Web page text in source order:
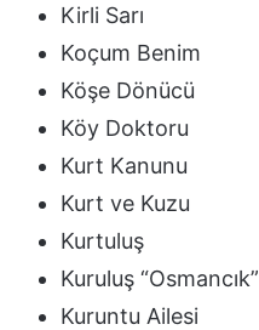
Kirli Sarı
Koçum Benim
Köşe Dönücü
Köy Doktoru
Kurt Kanunu
Kurt ve Kuzu
Kurtuluş
Kuruluş “Osmancık”
Kuruntu Ailesi